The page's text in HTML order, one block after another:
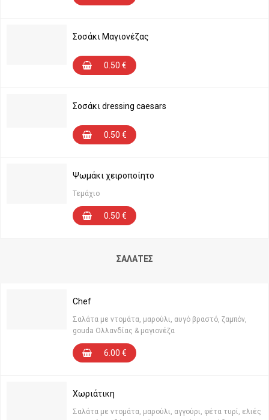
Σοσάκι Μαγιονέζας
0.50 €
Σοσάκι dressing caesars
0.50 €
Ψωμάκι χειροποίητο
Τεμάχιο
0.50 €
ΣΑΛΆΤΕΣ
Chef
Σαλάτα με ντομάτα, μαρούλι, αυγό βραστό, ζαμπόν,
gouda Ολλανδίας & μαγιονέζα
6.00 €
Χωριάτικη
Σαλάτα με ντομάτα, μαρούλι, αγγούρι, φέτα τυρί, ελιές